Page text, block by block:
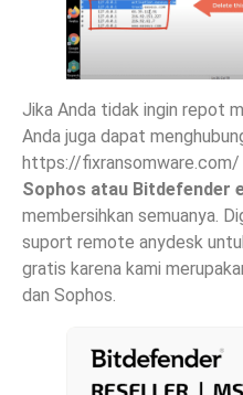
Jika Anda tidak ingin repot
Anda juga dapat
https://fixransomware.com/
Sophos atau Bitdefender
membersihkan semuanya.
suport remote anydesk
gratis karena kami
dan Sophos.